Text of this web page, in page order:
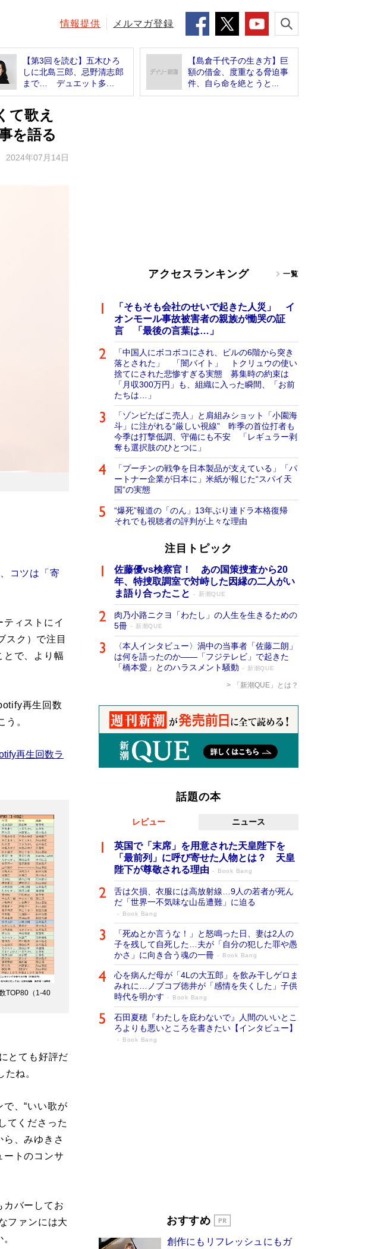
情報提供 メルマガ登録
【第3回を読む】五木ひろ
しに北島三郎、忌野清志郎
まで… デュエット多...
【島倉千代子の生き方】巨
額の借金、度重なる脅迫事
件、自ら命を絶とうと...
て歌え
を語る
2024年07月14日
コツは「寄
ィストにイ
スク）で注目
とで、より幅
再生回数
う。
再生回数ラ
TOP80（1-40
とても好評だ
ね。
、“いい歌が
てくださった
、みゆきさ
ートのコンサ
バーしてお
ファンには大
アクセスランキング 一覧
「そもそも会社のせいで起きた人災」 イ
オンモール事故被害者の親族が慟哭の証
言 「最後の言葉は…」
「中国人にボコボコにされ、ビルの6階から突き
落とされた」 「闇バイト」 トクリュウの使い
捨てにされた悲惨すぎる実態 募集時の約束は
「月収300万円」も、組織に入った瞬間、「お前
たちは…」
「ゾンビたばこ売人」と肩組みショット「小園海
斗」に注がれる“厳しい視線” 昨季の首位打者も
今季は打撃低調、守備にも不安 「レギュラー剥
奪も選択肢のひとつに」
「プーチンの戦争を日本製品が支えている」「パ
ートナー企業が日本に」米紙が報じた“スパイ天
国”の実態
“爆死”報道の「のん」13年ぶり連ドラ本格復帰
それでも視聴者の評判が上々な理由
注目トピック
佐藤優vs検察官！ あの国策捜査から20
年、特捜取調室で対峙した因縁の二人がい
ま語り合ったこと
新潮QUE
肉乃小路ニクヨ「わたし」の人生を生きるための
5冊
新潮QUE
〈本人インタビュー〉渦中の当事者「佐藤二朗」
は何を語ったのか――「フジテレビ」で起きた
「橋本愛」とのハラスメント騒動
新潮QUE
「新潮QUE」とは？
話題の本
レビュー ニュース
英国で「末席」を用意された天皇陛下を
「最前列」に呼び寄せた人物とは？ 天皇
陛下が尊敬される理由
Book Bang
舌は欠損、衣服には高放射線…9人の若者が死ん
だ「世界一不気味な山岳遭難」に迫る
Book Bang
「死ぬとか言うな！」と怒鳴った日、妻は2人の
子を残して自死した…夫が「自分の犯した罪や愚
かさ」に向き合う魂の一冊
Book Bang
心を病んだ母が「4Lの大五郎」を飲み干しゲロま
みれに…ノブコブ徳井が「感情を失くした」子供
時代を明かす
Book Bang
石田夏穂『わたしを庇わないで』人間のいいとこ
ろよりも悪いところを書きたい【インタビュー】
Book Bang
開発への関心を押し上げた18年の物語に幕 特装
Book Bang
おすすめ
創作にもリフレッシュにもガ